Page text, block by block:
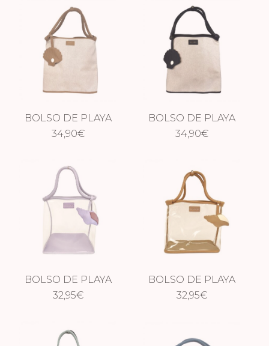
últimos
BOLSO DE PLAYA
PREMIUM CAMEL
34,90€
BOLSO DE PLAYA
PREMIUM BLACK
34,90€
BOLSO DE PLAYA
LILAC
32,95€
BOLSO DE PLAYA
TAUPE
32,95€